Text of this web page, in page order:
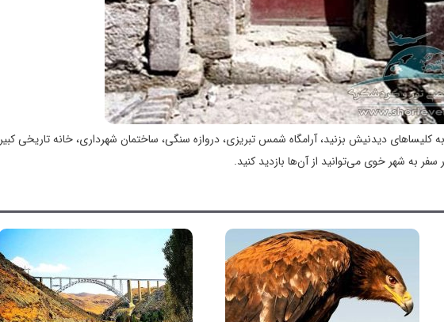
کلیساهای دیدنیش بزنید، آرامگاه شمس تبریزی، دروازه سنگی، ساختمان شهرداری، خانه تاریخی
به شهر خوی می‌توانید از آن‌ها بازدید کنید.